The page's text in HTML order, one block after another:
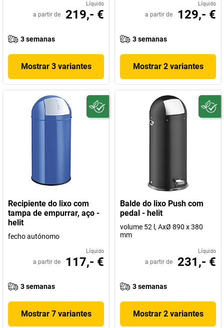
Líquido
a partir de 219,- €
3 semanas
Mostrar 3 variantes
Líquido
a partir de 129,- €
3 semanas
Mostrar 2 variantes
Recipiente do lixo com
tampa de empurrar, aço -
helit
fecho autónomo
Líquido
a partir de 117,- €
3 semanas
Mostrar 7 variantes
Balde do lixo Push com
pedal - helit
volume 52 l, AxØ 890 x 380
mm
Líquido
a partir de 231,- €
3 semanas
Mostrar 2 variantes